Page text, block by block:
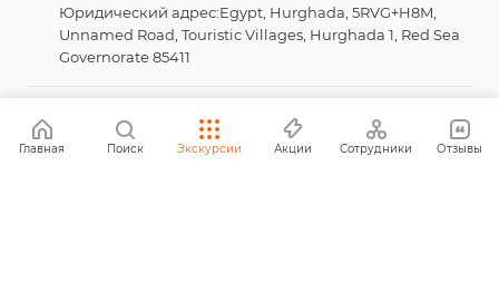
Юридический адрес:Egypt, Hurghada, 5RVG+H8M,
Unnamed Road, Touristic Villages, Hurghada 1, Red Sea
Governorate 85411
© 2026 Империя туризма
Политика конфиденциальности
Главная Поиск Экскурсии Акции Сотрудники Отзывы